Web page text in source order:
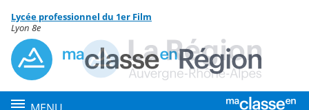
Menu de la rubrique
Contenu
Lycée professionnel du 1er Film
Lyon 8e